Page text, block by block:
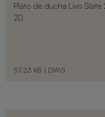
Plato de ducha Livo Slate
2D
57.23 KB | DWG